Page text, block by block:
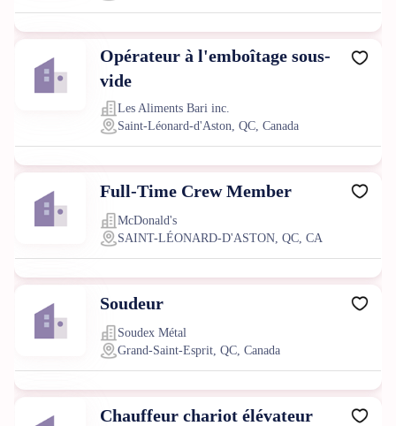
Opérateur à l'emboîtage sous-
vide
Les Aliments Bari inc.
Saint-Léonard-d'Aston, QC, Canada
Full-Time Crew Member
McDonald's
SAINT-LÉONARD-D'ASTON, QC, CA
Soudeur
Soudex Métal
Grand-Saint-Esprit, QC, Canada
Chauffeur chariot élévateur